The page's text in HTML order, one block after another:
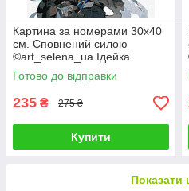
Картина за номерами 30х40
см. Сповнений силою
©art_selena_ua Ідейка.
KHO8387
Готово до відправки
235 ₴ 275 ₴
Купити
Показати